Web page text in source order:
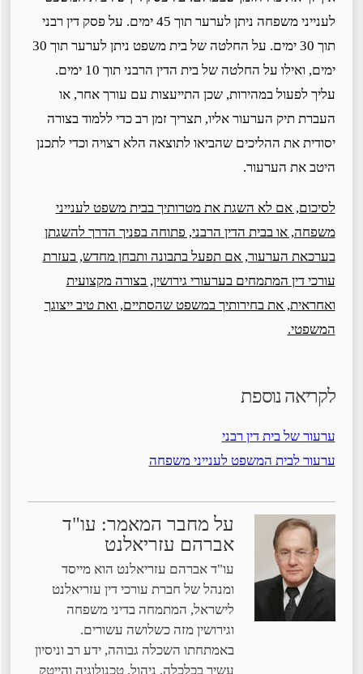
לענייני משפחה ניתן לערער תוך 45 ימים. על פסק דין רבני
תוך 30 ימים. על החלטה של בית משפט ניתן לערער תוך 30
ימים, ואילו על החלטה של בית הדין הרבני תוך 10 ימים.
עליך לפעול במהירות, שכן התייעצות עם עורך אחר, או
העברת תיק הערעור אליו, תצריך זמן רב כדי ללמוד בצורה
יסודית את ההליכים שהביאו לתוצאה הלא רצויה וכדי לתכנן
היטב את הערעור.
לסיכום, אם לא השגת את מטרותיך בבית משפט לענייני
משפחה, או בבית הדין הרבני, פתוחה בפניך הדרך להשגתן
בערכאת הערעור, אם תפעל בתבונה ותבחן מחדש, בעזרת
עורכי דין המתמחים בערעורי גירושין, בצורה מקצועית
ואחראית, את בחירותיך במשפט שהסתיים, ואת טיב ייצוגך
המשפטי.
לקריאה נוספת
ערעור של בית דין רבני
ערעור לבית המשפט לענייני משפחה
על מחבר המאמר: עו"ד
אברהם עזריאלנט
עו"ד אברהם עזריאלנט הוא מייסד
ומנהל של חברת עורכי דין עזריאלנט
לישראל, המתמחה בדיני משפחה
וגירושין מזה כשלושה עשורים.
באמתחתו השכלה גבוהה, ידע רב וניסיון
עשיר בכלכלה, ניהול, טכנולוגיה והייטק